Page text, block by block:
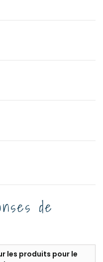
de
les produits pour le